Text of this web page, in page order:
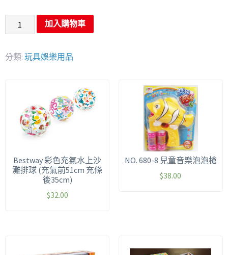
加入購物車
分類: 玩具娛樂用品
Bestway 彩色充氣水上沙
灘排球 (充氣前51cm 充條
後35cm)
$32.00
NO. 680-8 兒童音樂泡泡槍
$38.00